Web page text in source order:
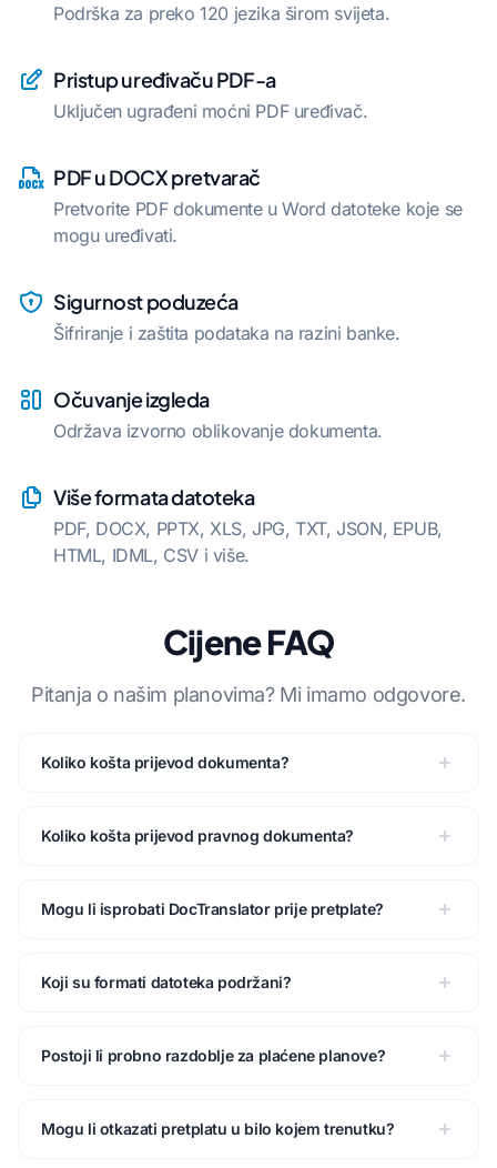
Podrška za preko 120 jezika širom svijeta.
Pristup uređivaču PDF-a
Uključen ugrađeni moćni PDF uređivač.
PDF u DOCX pretvarač
Pretvorite PDF dokumente u Word datoteke koje se
mogu uređivati.
Sigurnost poduzeća
Šifriranje i zaštita podataka na razini banke.
Očuvanje izgleda
Održava izvorno oblikovanje dokumenta.
Više formata datoteka
PDF, DOCX, PPTX, XLS, JPG, TXT, JSON, EPUB,
HTML, IDML, CSV i više.
Cijene FAQ
Pitanja o našim planovima? Mi imamo odgovore.
Koliko košta prijevod dokumenta?
Koliko košta prijevod pravnog dokumenta?
Mogu li isprobati DocTranslator prije pretplate?
Koji su formati datoteka podržani?
Postoji li probno razdoblje za plaćene planove?
Mogu li otkazati pretplatu u bilo kojem trenutku?